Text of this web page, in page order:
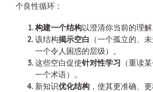
个良性循环：
构建一个结构以澄清你当前的理解
该结构揭示空白 （一个孤立的、
一个令人困惑的层级）。
这些空白促使针对性学习 （重读
一个术语）。
新知识优化结构 ，使其更准确、更